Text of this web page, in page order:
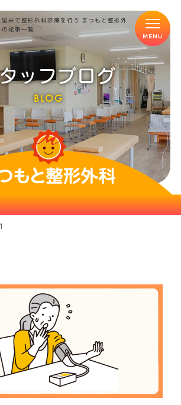
留米で整形外科診療を行う まつもと整形外
の記事一覧
ッフブログ
BLOG